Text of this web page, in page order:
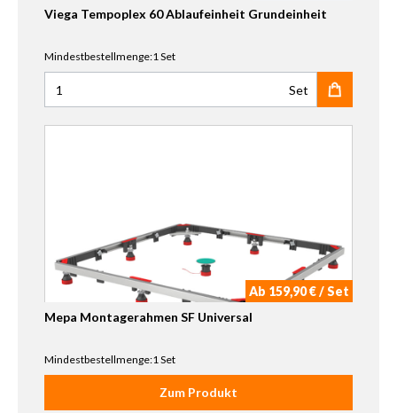
Viega Tempoplex 60 Ablaufeinheit Grundeinheit
Mindestbestellmenge:1 Set
Anzahl für Viega Tempoplex 60 Ablaufeinheit
Set
Ab 159,90 € / Set
Mepa Montagerahmen SF Universal
Mindestbestellmenge:1 Set
Zum Produkt